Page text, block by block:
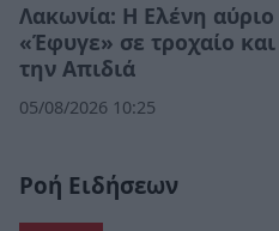
Λακωνία: Η Ελένη αύριο
«Έφυγε» σε τροχαίο
την Απιδιά
05/08/2026 10:25
Ροή Ειδήσεων